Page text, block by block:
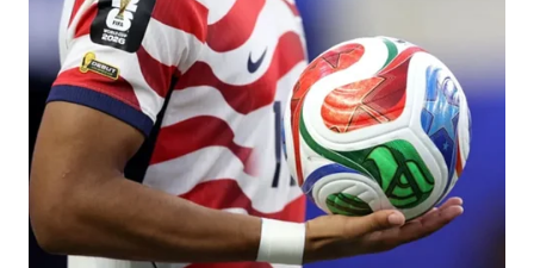
WN
CIREBON
WN
INDRAMAYU
WN
KUNINGAN